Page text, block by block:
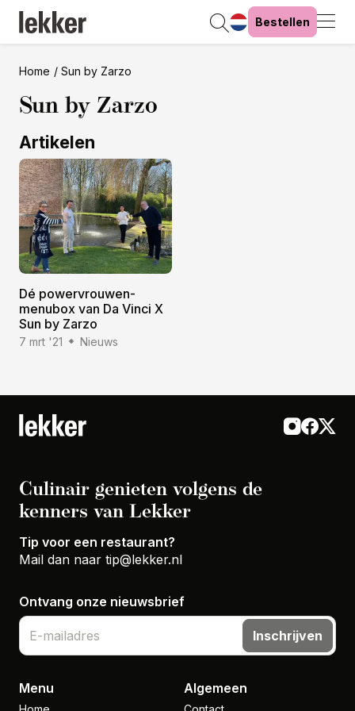
Bestellen
Home Sun by Zarzo
Sun by Zarzo
Artikelen
Dé powervrouwen-
menubox van Da Vinci X
Sun by Zarzo
7 mrt '21 Nieuws
Culinair genieten volgens de
kenners van Lekker
Tip voor een restaurant?
Mail dan naar tip@lekker.nl
Ontvang onze nieuwsbrief
Inschrijven
Menu Algemeen